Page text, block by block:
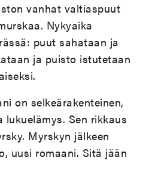
vanhat valtiaspuut
Nykyaika
puut sahataan ja
ja puisto istutetaan
on selkeärakenteinen,
Sen rikkaus
Myrskyn jälkeen
uusi romaani. Sitä jään